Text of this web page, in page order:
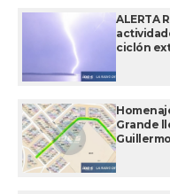
ALERTA
ciclón
Grande